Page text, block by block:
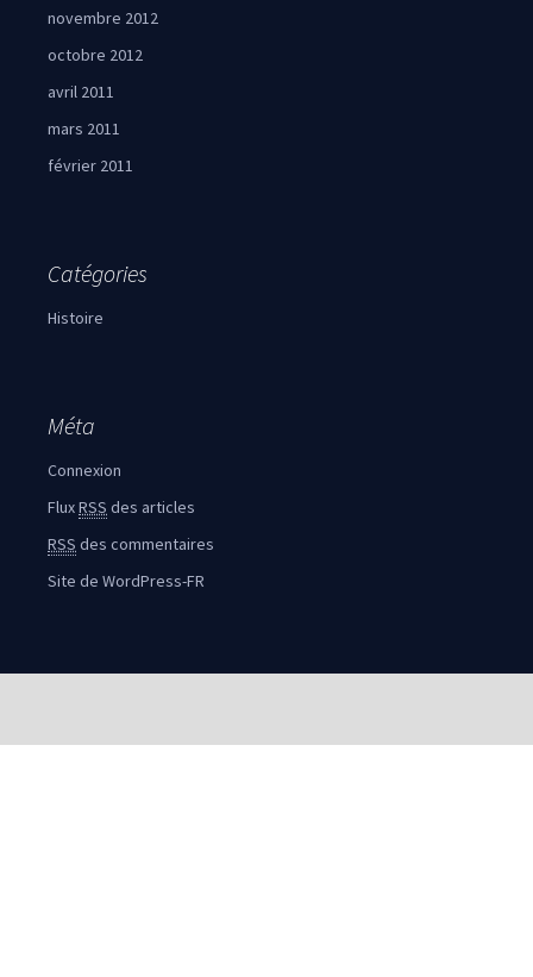
novembre 2012
octobre 2012
avril 2011
mars 2011
février 2011
Catégories
Histoire
Méta
Connexion
FluxRSS des articles
RSS des commentaires
Site de WordPress-FR